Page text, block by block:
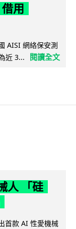
用
AISI 網絡保安測
近 3...
閱讀全文
人 「硅
首款 AI 性愛機械